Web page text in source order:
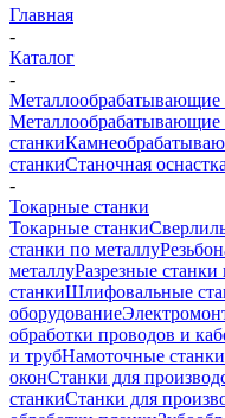
Главная
-
Каталог
-
Металлообрабатывающие
Металлообрабатывающие
станки
станкиСтаночная оснастка
-
Токарные станки
Токарные станки
станки по металлу
металлуРазрезные станки
станкиШлифовальные
оборудование
обработки проводов и
и трубНамоточные станки
оконСтанки для
станкиСтанки для